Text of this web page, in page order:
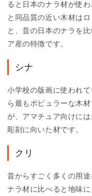
ると日本のナラ材が使
と同品質の近い木材は
と、昔の日本のナラを
ア産の特徴です。
シナ
小学校の版画に使われ
ら最もポピュラーな木
が、アマチュア向けに
彫刻に向いた材です。
クリ
昔からすごく多くの用
ナラ材に比べると地味